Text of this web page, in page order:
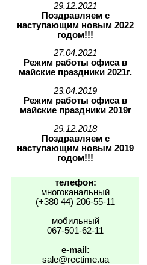
29.12.2021
Поздравляем с
наступающим новым 2022
годом!!!
27.04.2021
Режим работы офиса в
майские праздники 2021г.
23.04.2019
Режим работы офиса в
майские праздники 2019г
29.12.2018
Поздравляем с
наступающим новым 2019
годом!!!
телефон:
многоканальный
(+380 44) 206-55-11
мобильный
067-501-62-11
e-mail:
sale@rectime.ua